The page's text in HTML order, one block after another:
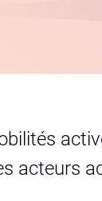
acteurs